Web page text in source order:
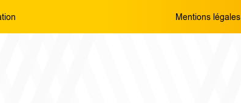
Mentions légales